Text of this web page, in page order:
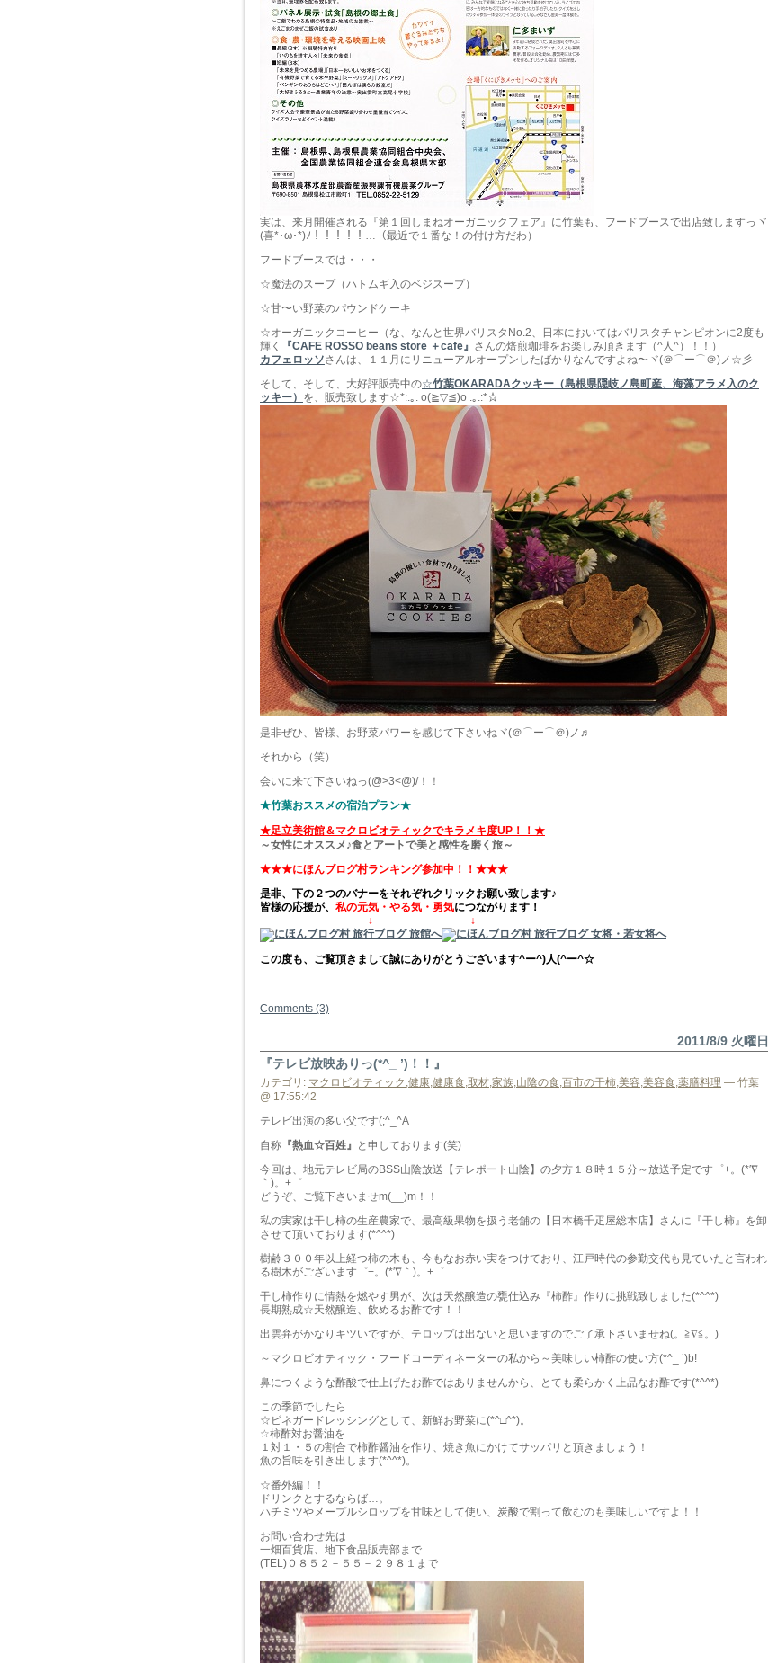
実は、来月開催される『第１回しまねオーガニックフェア』に竹葉も、フードブースで出店致しますっヾ
(喜*･ω･*)ﾉ！！！！！…（最近で１番な！の付け方だわ）
フードブースでは・・・
☆魔法のスープ（ハトムギ入のベジスープ）
☆甘〜い野菜のパウンドケーキ
☆オーガニックコーヒー（な、なんと世界バリスタNo.2、日本においてはバリスタチャンピオンに2度も
輝く
『CAFE ROSSO beans store ＋cafe』 さんの焙煎珈琲をお楽しみ頂きます（^人^）！！）
カフェロッソさんは、１１月にリニューアルオープンしたばかりなんですよね〜ヾ(＠⌒ー⌒＠)ノ☆彡
そして、そして、大好評販売中の☆竹葉OKARADAクッキー（島根県隠岐ノ島町産、海藻アラメ入のク
ッキー） を、販売致します☆*:.｡. o(≧▽≦)o .｡.:*☆
是非ぜひ、皆様、お野菜パワーを感じて下さいねヾ(＠⌒ー⌒＠)ノ♬
それから（笑）
会いに来て下さいねっ(@>3<@)/！！
★竹葉おススメの宿泊プラン★
★足立美術館＆マクロビオティックでキラメキ度UP！！★
～女性にオススメ♪食とアートで美と感性を磨く旅～
★★★にほんブログ村ランキング参加中！！★★★
是非、下の２つのバナーをそれぞれクリックお願い致します♪
皆様の応援が、 私の元気・やる気・勇気につながります！
↓ ↓
この度も、ご覧頂きまして誠にありがとうございます^ー^)人(^ー^☆
Comments (3)
2011/8/9 火曜日
『テレビ放映ありっ(*^_ ’)！！』
カテゴリ: マクロビオティック ,健康,健康食,取材,家族,山陰の食,百市の干柿,美容,美容食,薬膳料理 — 竹葉
@ 17:55:42
テレビ出演の多い父です(;^_^A
自称 『熱血☆百姓』 と申しております(笑)
今回は、地元テレビ局のBSS山陰放送【テレポート山陰】の夕方１８時１５分～放送予定です゜+。(*′∇
｀)。+゜
どうぞ、ご覧下さいませm(__)m！！
私の実家は干し柿の生産農家で、最高級果物を扱う老舗の【日本橋千疋屋総本店】さんに『干し柿』を卸
させて頂いております(*^^*)
樹齢３００年以上経つ柿の木も、今もなお赤い実をつけており、江戸時代の参勤交代も見ていたと言われ
る樹木がございます゜+。(*′∇｀)。+゜
干し柿作りに情熱を燃やす男が、次は天然醸造の甕仕込み『柿酢』作りに挑戦致しました(*^^*)
長期熟成☆天然醸造、飲めるお酢です！！
出雲弁がかなりキツいですが、テロップは出ないと思いますのでご了承下さいませね(。≧∇≦。)
～マクロビオティック・フードコーディネーターの私から～美味しい柿酢の使い方(*^_ ’)b!
鼻につくような酢酸で仕上げたお酢ではありませんから、とても柔らかく上品なお酢です(*^^*)
この季節でしたら
☆ビネガードレッシングとして、新鮮お野菜に(*^□^*)。
☆柿酢対お醤油を
１対１・５の割合で柿酢醤油を作り、焼き魚にかけてサッパリと頂きましょう！
魚の旨味を引き出します(*^^*)。
☆番外編！！
ドリンクとするならば…。
ハチミツやメープルシロップを甘味として使い、炭酸で割って飲むのも美味しいですよ！！
お問い合わせ先は
一畑百貨店、地下食品販売部まで
(TEL)０８５２－５５－２９８１まで